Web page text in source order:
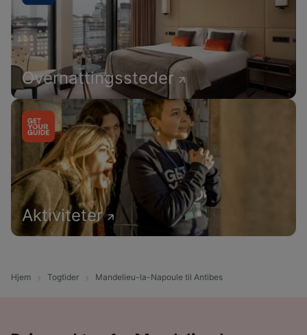
Overnattingssteder
Aktiviteter
Hjem Togtider Mandelieu-la-Napoule til Antibes